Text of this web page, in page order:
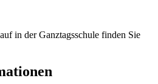
in der Ganztagsschule finden Sie